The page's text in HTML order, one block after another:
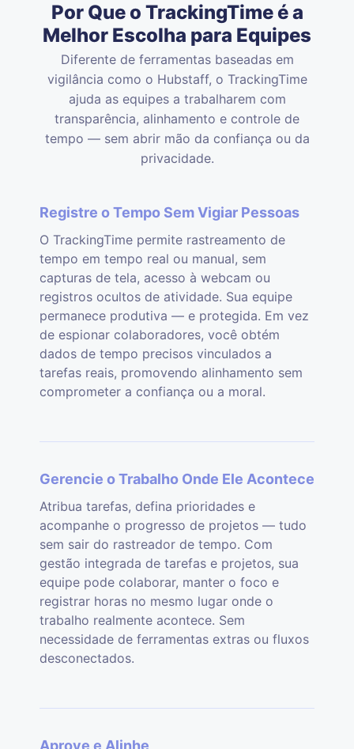
Por Que o TrackingTime é a
Melhor Escolha para Equipes
Diferente de ferramentas baseadas em
vigilância como o Hubstaff, o TrackingTime
ajuda as equipes a trabalharem com
transparência, alinhamento e controle de
tempo — sem abrir mão da confiança ou da
privacidade.
Registre o Tempo Sem Vigiar Pessoas
O TrackingTime permite rastreamento de
tempo em tempo real ou manual, sem
capturas de tela, acesso à webcam ou
registros ocultos de atividade. Sua equipe
permanece produtiva — e protegida. Em vez
de espionar colaboradores, você obtém
dados de tempo precisos vinculados a
tarefas reais, promovendo alinhamento sem
comprometer a confiança ou a moral.
Gerencie o Trabalho Onde Ele Acontece
Atribua tarefas, defina prioridades e
acompanhe o progresso de projetos — tudo
sem sair do rastreador de tempo. Com
gestão integrada de tarefas e projetos, sua
equipe pode colaborar, manter o foco e
registrar horas no mesmo lugar onde o
trabalho realmente acontece. Sem
necessidade de ferramentas extras ou fluxos
desconectados.